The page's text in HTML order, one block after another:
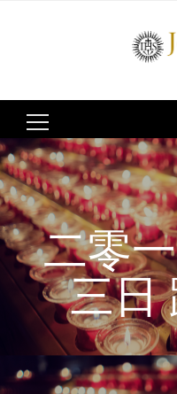
Search
for:
二零
三日